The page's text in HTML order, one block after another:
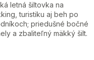
letná šiltovka na
turistiku aj beh po
priedušné bočné
a zbaliteľný mäkký šilt.